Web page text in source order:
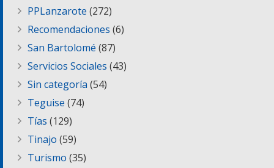
PPLanzarote (272)
Recomendaciones (6)
San Bartolomé (87)
Servicios Sociales (43)
Sin categoría (54)
Teguise (74)
Tías (129)
Tinajo (59)
Turismo (35)